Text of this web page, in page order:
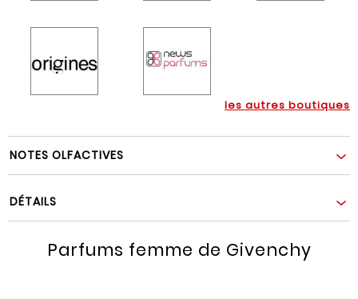
NOTES OLFACTIVES
DÉTAILS
les autres boutiques
Parfums femme de Givenchy